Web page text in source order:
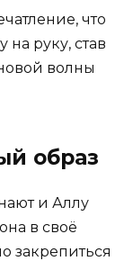
что
на руку, став
волны
образ
и Аллу
в своё
закрепиться